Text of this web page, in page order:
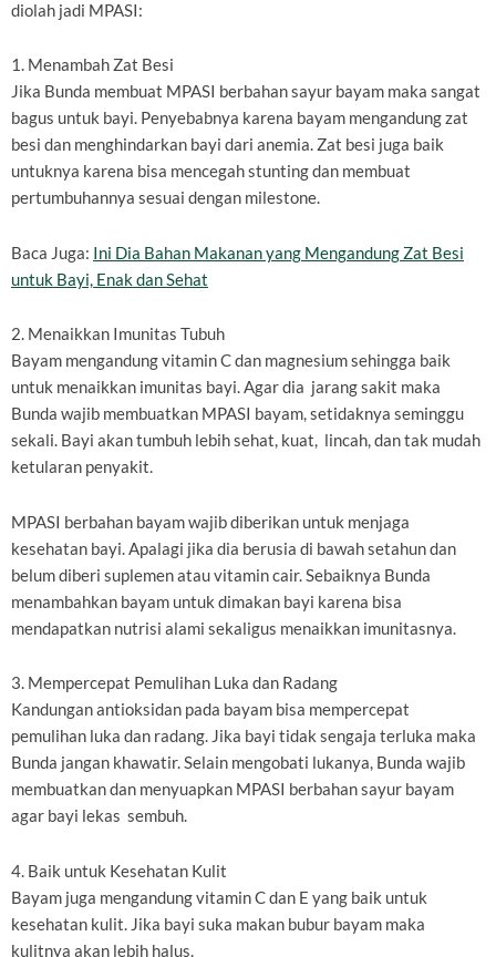
diolah jadi MPASI:
1. Menambah Zat Besi
Jika Bunda membuat MPASI berbahan sayur bayam maka sangat
bagus untuk bayi. Penyebabnya karena bayam mengandung zat
besi dan menghindarkan bayi dari anemia. Zat besi juga baik
untuknya karena bisa mencegah stunting dan membuat
pertumbuhannya sesuai dengan milestone.
Baca Juga: Ini Dia Bahan Makanan yang Mengandung Zat Besi
untuk Bayi, Enak dan Sehat
2. Menaikkan Imunitas Tubuh
Bayam mengandung vitamin C dan magnesium sehingga baik
untuk menaikkan imunitas bayi. Agar dia jarang sakit maka
Bunda wajib membuatkan MPASI bayam, setidaknya seminggu
sekali. Bayi akan tumbuh lebih sehat, kuat, lincah, dan tak mudah
ketularan penyakit.
MPASI berbahan bayam wajib diberikan untuk menjaga
kesehatan bayi. Apalagi jika dia berusia di bawah setahun dan
belum diberi suplemen atau vitamin cair. Sebaiknya Bunda
menambahkan bayam untuk dimakan bayi karena bisa
mendapatkan nutrisi alami sekaligus menaikkan imunitasnya.
3. Mempercepat Pemulihan Luka dan Radang
Kandungan antioksidan pada bayam bisa mempercepat
pemulihan luka dan radang. Jika bayi tidak sengaja terluka maka
Bunda jangan khawatir. Selain mengobati lukanya, Bunda wajib
membuatkan dan menyuapkan MPASI berbahan sayur bayam
agar bayi lekas sembuh.
4. Baik untuk Kesehatan Kulit
Bayam juga mengandung vitamin C dan E yang baik untuk
kesehatan kulit. Jika bayi suka makan bubur bayam maka
kulitnya akan lebih halus.